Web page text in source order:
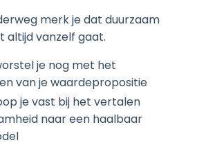
merk je dat duurzaam
altijd vanzelf gaat.
je nog met het
van je waardepropositie
je vast bij het vertalen
naar een haalbaar